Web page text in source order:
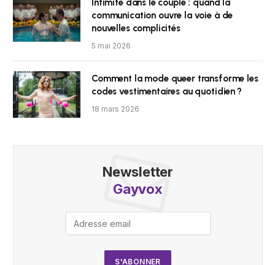
Intimité dans le couple : quand la
communication ouvre la voie à de
nouvelles complicités
5 mai 2026
Comment la mode queer transforme les
codes vestimentaires au quotidien ?
18 mars 2026
Newsletter
Gayvox